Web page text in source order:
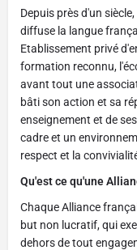
Depuis près d'un
diffuse la langue
Etablissement privé
formation reconnu,
avant tout une
bâti son action et sa
enseignement et de
cadre et un
respect et la
Qu'est ce qu'une
Chaque Alliance
but non lucratif, qui
dehors de tout